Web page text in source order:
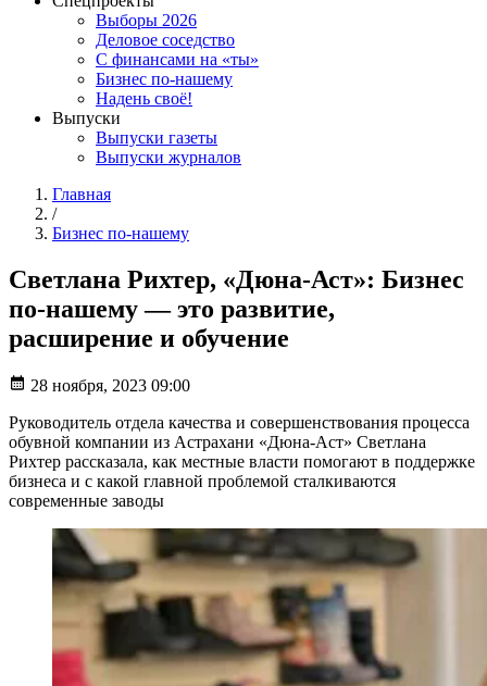
Выборы 2026
Деловое соседство
С финансами на «ты»
Бизнес по-нашему
Надень своё!
Выпуски
Выпуски газеты
Выпуски журналов
Главная
/
Бизнес по-нашему
Светлана Рихтер, «Дюна-Аст»: Бизнес
по-нашему — это развитие,
расширение и обучение
28 ноября, 2023 09:00
Руководитель отдела качества и совершенствования процесса
обувной компании из Астрахани «Дюна-Аст» Светлана
Рихтер рассказала, как местные власти помогают в поддержке
бизнеса и с какой главной проблемой сталкиваются
современные заводы